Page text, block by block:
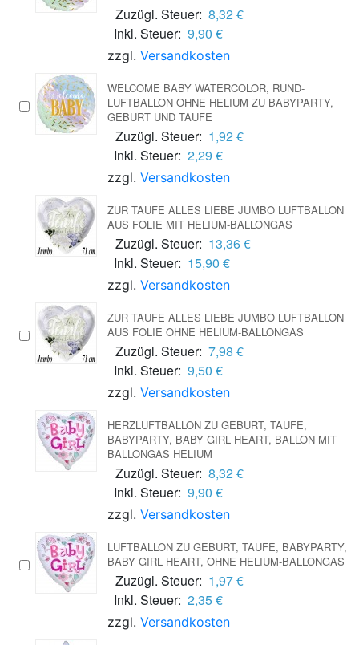
Zuzügl. Steuer: 8,32 €
Inkl. Steuer: 9,90 €
zzgl. Versandkosten
WELCOME BABY WATERCOLOR, RUND-
LUFTBALLON OHNE HELIUM ZU BABYPARTY,
GEBURT UND TAUFE
Zuzügl. Steuer: 1,92 €
Inkl. Steuer: 2,29 €
zzgl. Versandkosten
ZUR TAUFE ALLES LIEBE JUMBO LUFTBALLON
AUS FOLIE MIT HELIUM-BALLONGAS
Zuzügl. Steuer: 13,36 €
Inkl. Steuer: 15,90 €
zzgl. Versandkosten
ZUR TAUFE ALLES LIEBE JUMBO LUFTBALLON
AUS FOLIE OHNE HELIUM-BALLONGAS
Zuzügl. Steuer: 7,98 €
Inkl. Steuer: 9,50 €
zzgl. Versandkosten
HERZLUFTBALLON ZU GEBURT, TAUFE,
BABYPARTY, BABY GIRL HEART, BALLON MIT
BALLONGAS HELIUM
Zuzügl. Steuer: 8,32 €
Inkl. Steuer: 9,90 €
zzgl. Versandkosten
LUFTBALLON ZU GEBURT, TAUFE, BABYPARTY,
BABY GIRL HEART, OHNE HELIUM-BALLONGAS
Zuzügl. Steuer: 1,97 €
Inkl. Steuer: 2,35 €
zzgl. Versandkosten